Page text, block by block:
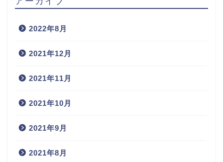
2022年8月
2021年12月
2021年11月
2021年10月
2021年9月
2021年8月